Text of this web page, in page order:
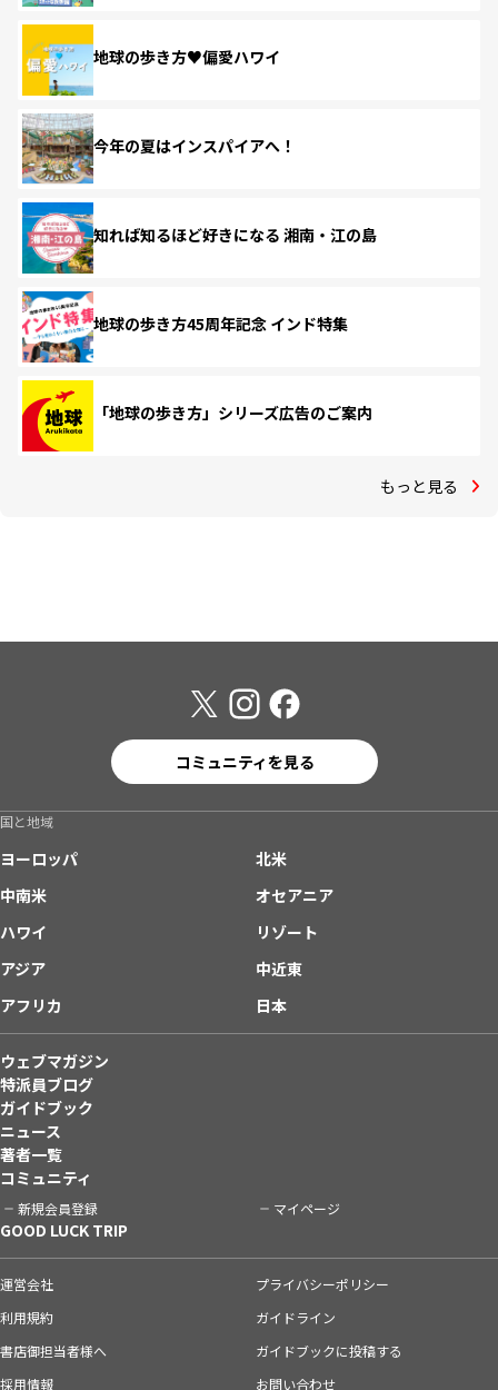
地球の歩き方♥偏愛ハワイ
今年の夏はインスパイアへ！
知れば知るほど好きになる 湘南・江の島
地球の歩き方45周年記念 インド特集
「地球の歩き方」シリーズ広告のご案内
もっと見る
コミュニティを見る
国と地域
ヨーロッパ
北米
中南米
オセアニア
ハワイ
リゾート
アジア
中近東
アフリカ
日本
ウェブマガジン
特派員ブログ
ガイドブック
ニュース
著者一覧
コミュニティ
新規会員登録 マイページ
GOOD LUCK TRIP
運営会社
プライバシーポリシー
利用規約
ガイドライン
書店御担当者様へ
ガイドブックに投稿する
採用情報
お問い合わせ